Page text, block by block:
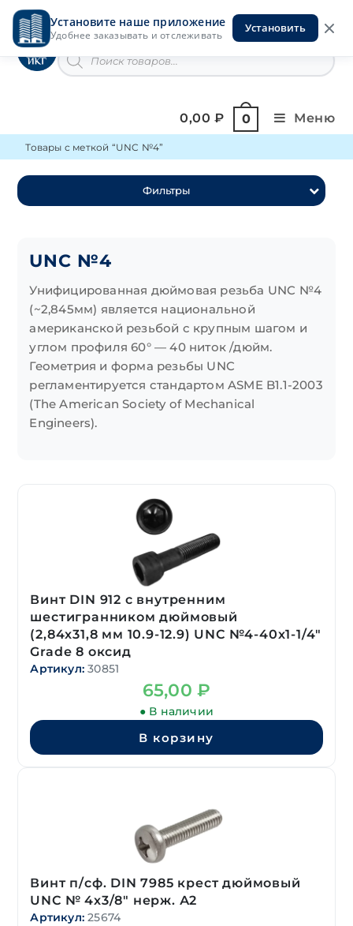
Установите наше приложение
Удобнее заказывать и отслеживать
Установить
Перейти
содержимомуИнструменты на Горской
товаров
0,00₽ 0 Меню
Товары с меткой “UNC №4”
Фильтры
UNC №4
Унифицированная дюймовая резьба UNC №4
(~2,845мм) является национальной
американской резьбой с крупным шагом и
углом профиля 60° — 40 ниток /дюйм.
Геометрия и форма резьбы UNC
регламентируется стандартом ASME B1.1-2003
(The American Society of Mechanical
Engineers).
Винт DIN 912 с внутренним
шестигранником дюймовый
(2,84х31,8 мм 10.9-12.9) UNC №4-40х1-1/4″
Grade 8 оксид
Артикул: 30851
65,00 ₽
● В наличии
В корзину
Винт п/сф. DIN 7985 крест дюймовый
UNC № 4х3/8″ нерж. А2
Артикул: 25674